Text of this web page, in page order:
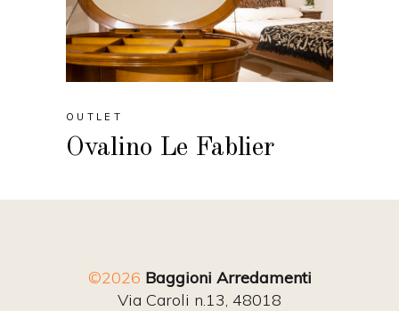
OUTLET
Ovalino Le Fablier
©2026 Baggioni Arredamenti
Via Caroli n.13, 48018